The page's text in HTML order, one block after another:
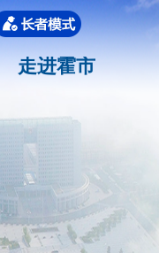
走进霍市